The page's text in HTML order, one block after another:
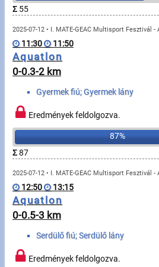
Hírek
Rajtlisták, Eredmények
GY.I.K.
Beépülő modul
Rendező, szervező
Kapcsolat
Σ 55
2025-07-12 • I. MATE-GEAC Multisport Fesztivál -
11:30 11:50
Aquatlon
0-0.3-2 km
Gyermek fiú; Gyermek lány
Eredmények feldolgozva.
87%
Σ87
2025-07-12 • I. MATE-GEAC Multisport Fesztivál -
12:50 13:15
Aquatlon
0-0.5-3 km
Serdülő fiú; Serdülő lány
Eredmények feldolgozva.